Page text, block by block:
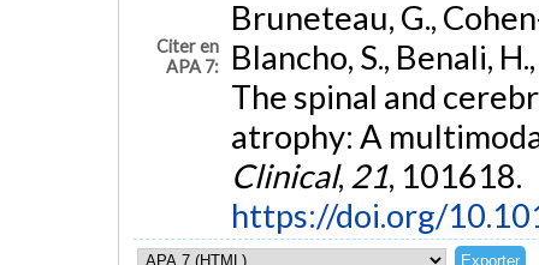
Citer en
APA 7:
Bruneteau, G.,
Blancho, S., Benali,
The spinal and
atrophy: A
Clinical, 21, 101618.
https://doi.org/